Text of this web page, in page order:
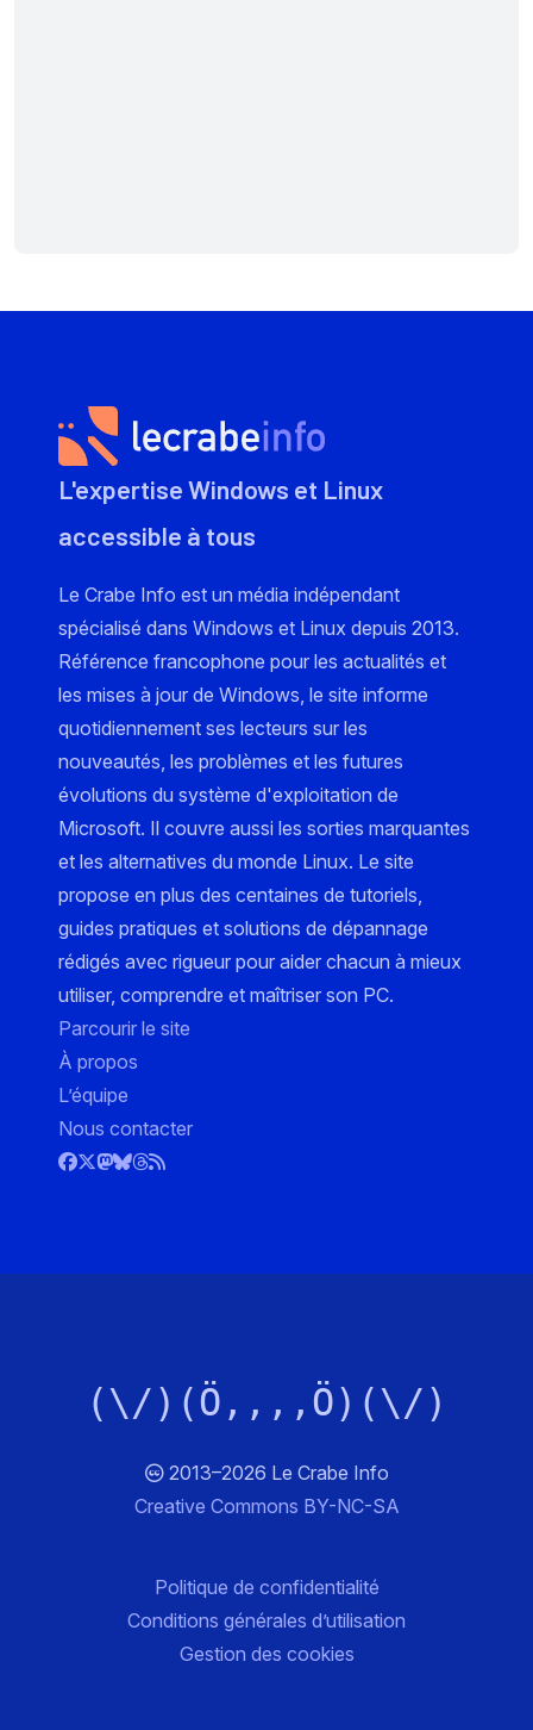
L'expertise Windows et Linux
accessible à tous
Le Crabe Info est un média indépendant
spécialisé dans Windows et Linux depuis 2013.
Référence francophone pour les actualités et
les mises à jour de Windows, le site informe
quotidiennement ses lecteurs sur les
nouveautés, les problèmes et les futures
évolutions du système d'exploitation de
Microsoft. Il couvre aussi les sorties marquantes
et les alternatives du monde Linux. Le site
propose en plus des centaines de tutoriels,
guides pratiques et solutions de dépannage
rédigés avec rigueur pour aider chacun à mieux
utiliser, comprendre et maîtriser son PC.
Parcourir le site
À propos
L’équipe
Nous contacter
(\/)(Ö,,,,Ö)(\/)
2013–2026 Le Crabe Info
Creative Commons BY-NC-SA
Politique de confidentialité
Conditions générales d’utilisation
Gestion des cookies